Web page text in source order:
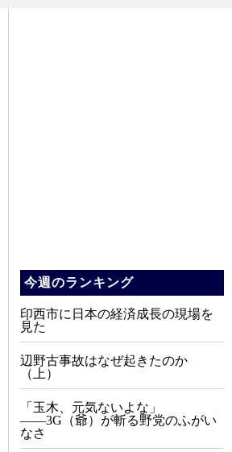
今週のランキング
印西市に日本の経済成長の現場を
見た
辺野古事故はなぜ起きたのか
（上）
「玉木、元気ないよな」
――3G（爺）が斬る野党のふがい
なさ